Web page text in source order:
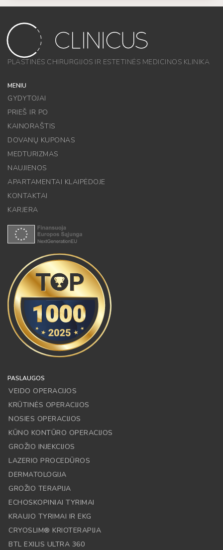
PLASTINĖS CHIRURGIJOS IR ESTETINĖS MEDICINOS KLINIKA
MENIU
GYDYTOJAI
PRIEŠ IR PO
KAINORAŠTIS
DOVANŲ KUPONAS
MEDTURIZMAS
NAUJIENOS
APARTAMENTAI KLAIPĖDOJE
KONTAKTAI
KARJERA
PASLAUGOS
VEIDO OPERACIJOS
KRŪTINĖS OPERACIJOS
NOSIES OPERACIJOS
KŪNO KONTŪRO OPERACIJOS
GROŽIO INJEKCIJOS
LAZERIO PROCEDŪROS
DERMATOLOGIJA
GROŽIO TERAPIJA
ECHOSKOPINIAI TYRIMAI
KRAUJO TYRIMAI IR EKG
CRYOSLIM® KRIOTERAPIJA
BTL EXILIS ULTRA 360